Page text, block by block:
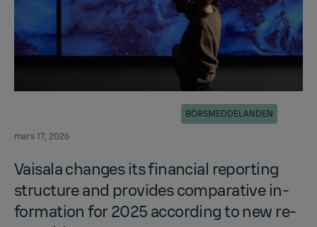
mars 17, 2026
BÖRSMEDDELANDEN
Vaisala changes its fi­nan­cial re­port­ing
struc­ture and pro­vides com­par­a­tive in­
for­ma­tion for 2025 ac­cord­ing to new re­